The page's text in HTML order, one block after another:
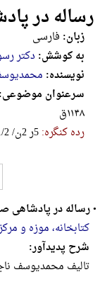
رساله در
زبان: فارسی
به کوشش: دکتر
نویسنده:
سرعنوان موضوعی:
۱۱۴۸ق‌
رده کنگره:‎B‎P‎ ‎2‎3‎1‎/‎2‎ ‎/‎ن‎2‎ ‎ر‎5
•رساله در پادشاهی
کتابخانه، موزه و
شرح پدیدآور:
تالیف محمدیوسف